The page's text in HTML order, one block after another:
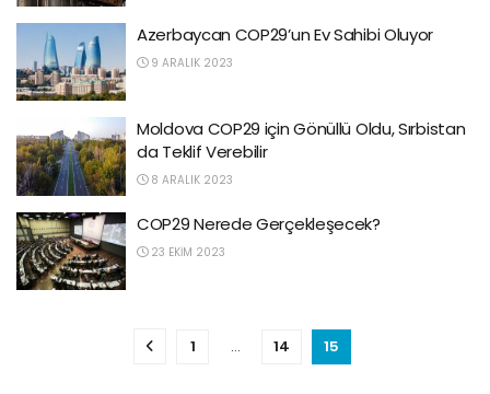
Azerbaycan COP29’un Ev Sahibi Oluyor
9 ARALIK 2023
Moldova COP29 için Gönüllü Oldu, Sırbistan
da Teklif Verebilir
8 ARALIK 2023
COP29 Nerede Gerçekleşecek?
23 EKIM 2023
1 … 14 15